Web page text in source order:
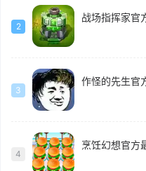
2
战场指挥家官
3
作怪的先生官
4
烹饪幻想官方